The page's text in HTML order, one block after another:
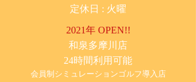
​定休日 : 火曜
2021年 OPEN!!
​和泉多摩川店
24時間利用可能
​会員制シミュレーションゴルフ導入店